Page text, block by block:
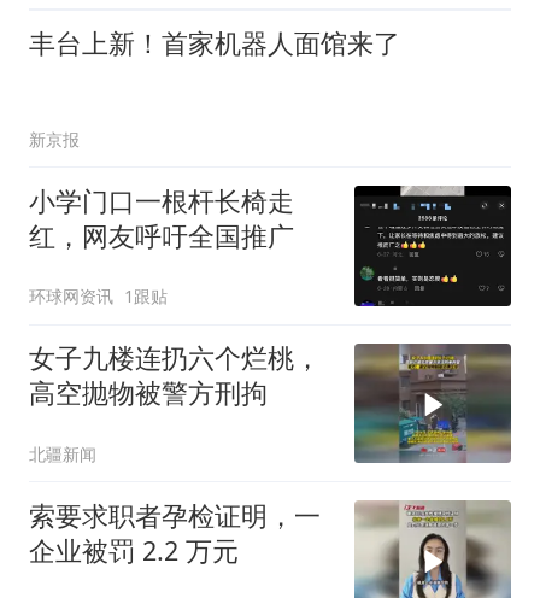
丰台上新！首家机器人面馆来了
新京报
小学门口一根杆长椅走
红，网友呼吁全国推广
环球网资讯 1跟贴
女子九楼连扔六个烂桃，
高空抛物被警方刑拘
北疆新闻
索要求职者孕检证明，一
企业被罚 2.2 万元